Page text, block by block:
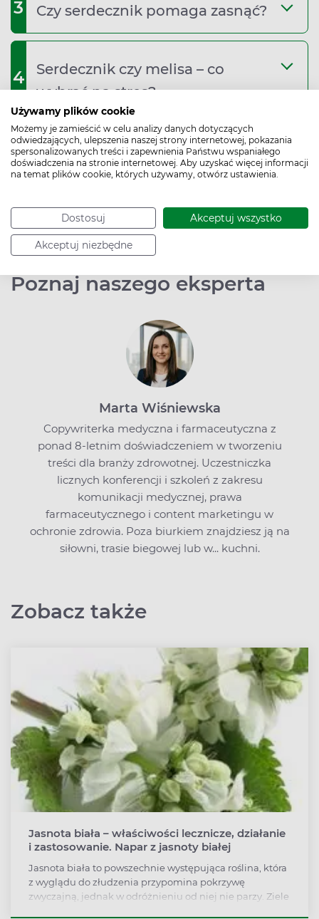
Używamy plików cookie
Możemy je zamieścić w celu analizy danych dotyczących
odwiedzających, ulepszenia naszej strony internetowej, pokazania
spersonalizowanych treści i zapewnienia Państwu wspaniałego
doświadczenia na stronie internetowej. Aby uzyskać więcej informacji
na temat plików cookie, których używamy, otwórz ustawienia.
Dostosuj Akceptuj wszystko
Akceptuj niezbędne
3 Czy serdecznik pomaga zasnąć?
4
Serdecznik czy melisa – co
wybrać na stres?
Bibliografia
Data dodania: 17.04.2023
Podziel się:
Poznaj naszego eksperta
Marta Wiśniewska
Copywriterka medyczna i farmaceutyczna z
ponad 8-letnim doświadczeniem w tworzeniu
treści dla branży zdrowotnej. Uczestniczka
licznych konferencji i szkoleń z zakresu
komunikacji medycznej, prawa
farmaceutycznego i content marketingu w
ochronie zdrowia. Poza biurkiem znajdziesz ją na
siłowni, trasie biegowej lub w... kuchni.
Zobacz także
Jasnota biała – właściwości lecznicze, działanie
i zastosowanie. Napar z jasnoty białej
Jasnota biała to powszechnie występująca roślina, która
z wyglądu do złudzenia przypomina pokrzywę
zwyczajną, jednak w odróżnieniu od niej nie parzy. Ziele